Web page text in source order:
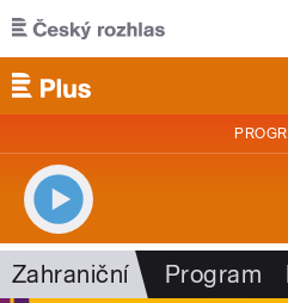
Přejít k hlavnímu obsahu
Zahraniční Program